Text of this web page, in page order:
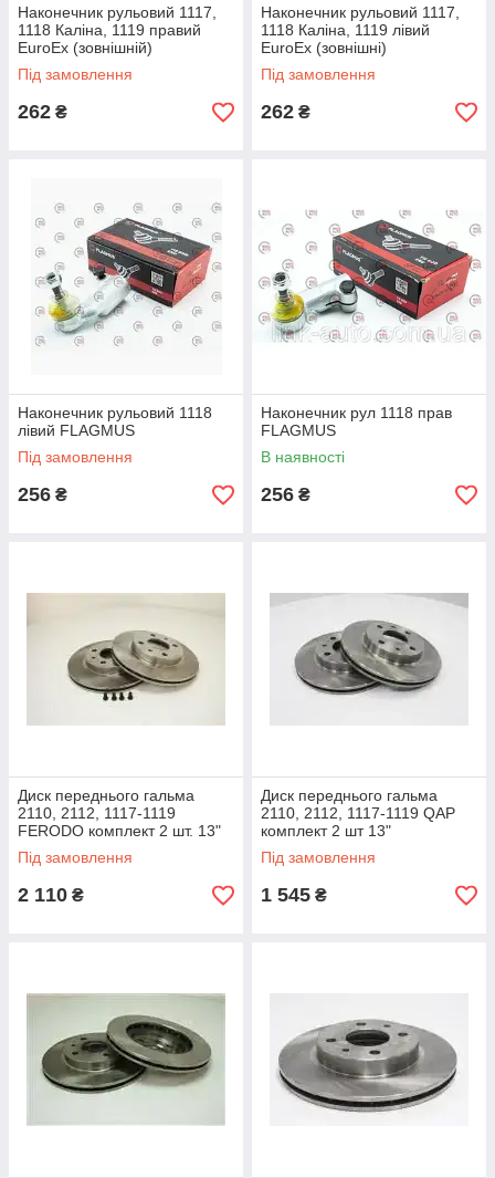
Наконечник рульовий 1117,
1118 Каліна, 1119 правий
EuroEx (зовнішній)
Під замовлення
262 ₴
Наконечник рульовий 1117,
1118 Каліна, 1119 лівий
EuroEx (зовнішні)
Під замовлення
262 ₴
Наконечник рульовий 1118
лівий FLAGMUS
Під замовлення
256 ₴
Наконечник рул 1118 прав
FLAGMUS
В наявності
256 ₴
Диск переднього гальма
2110, 2112, 1117-1119
FERODO комплект 2 шт. 13"
239 мм.
Під замовлення
2 110 ₴
Диск переднього гальма
2110, 2112, 1117-1119 QAP
комплект 2 шт 13"
Під замовлення
1 545 ₴